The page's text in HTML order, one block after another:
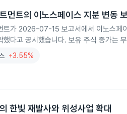
먼트의 이노스페이스 지분 변동
트가 2026-07-15 보고서에서 이노스
다고 공시했습니다. 보유 주식 증가는
+3.55%
한빛 재발사와 위성사업 확대